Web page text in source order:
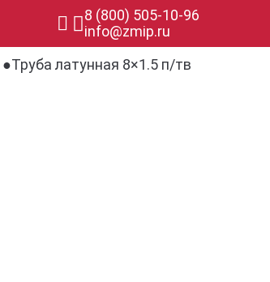
8 (800) 505-10-96
info@zmip.ru
Труба латунная 8×1.5 п/тв